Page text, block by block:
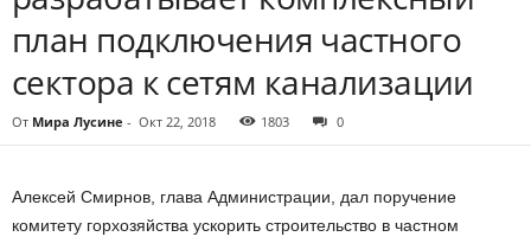
план подключения частного
сектора к сетям канализации
От Мира Лусине - Окт 22, 2018 1803 0
Алексей Смирнов, глава Администрации, дал поручение
комитету горхозяйства ускорить строительство в частном